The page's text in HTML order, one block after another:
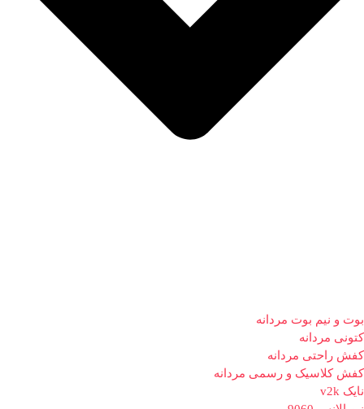
بوت و نیم بوت مردانه
کتونی مردانه
کفش راحتی مردانه
کفش کلاسیک و رسمی مردانه
نایک v2k